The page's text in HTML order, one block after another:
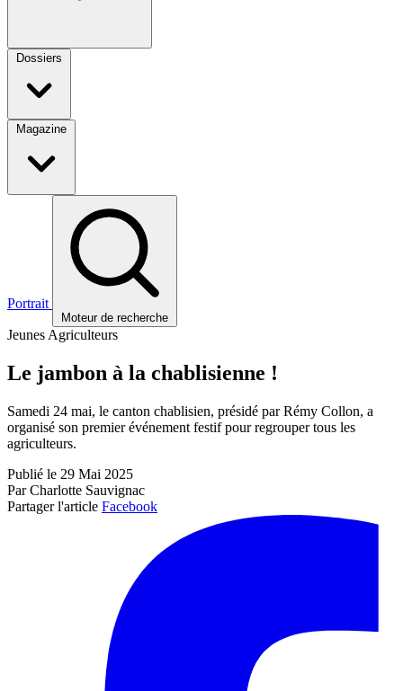
Dossiers
Magazine
Portrait
Moteur de recherche
Jeunes Agriculteurs
Le jambon à la chablisienne !
Samedi 24 mai, le canton chablisien, présidé par Rémy Collon, a
organisé son premier événement festif pour regrouper tous les
agriculteurs.
Publié le 29 Mai 2025
Par Charlotte Sauvignac
Partager l'article Facebook